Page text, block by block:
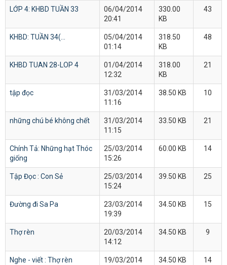
LỚP 4: KHBD TUẦN 33
06/04/2014
20:41
330.00
KB
43
KHBD: TUẦN 34(...
05/04/2014
01:14
318.50
KB
48
KHBD TUAN 28-LOP 4
01/04/2014
12:32
318.00
KB
21
tập đọc
31/03/2014
11:16
38.50 KB 10
những chú bé không chết
31/03/2014
11:15
33.50 KB 21
Chính Tả: Những hạt Thóc
giống
25/03/2014
15:26
60.00 KB 14
Tập Đọc : Con Sẻ
25/03/2014
15:24
39.50 KB 25
Đường đi Sa Pa
23/03/2014
19:39
34.50 KB 15
Thợ rèn
20/03/2014
14:12
34.50 KB 9
Nghe - viết : Thợ rèn
19/03/2014
34.50 KB 14